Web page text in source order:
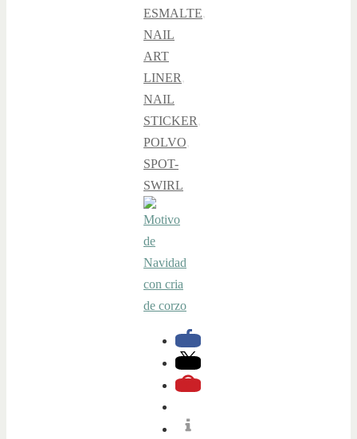
ESMALTE,
NAIL
ART
LINER,
NAIL
STICKER,
POLVO,
SPOT-
SWIRL